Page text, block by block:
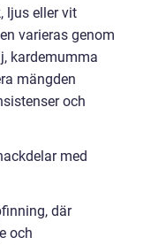
ljus eller vit
varieras genom
kardemumma
mängden
och
med
där
och